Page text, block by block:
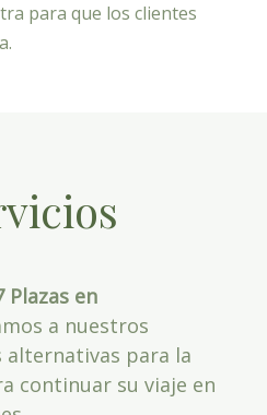
para que los clientes
Plazas en
a nuestros
para la
continuar su viaje en